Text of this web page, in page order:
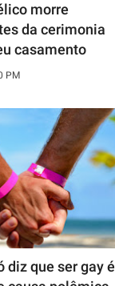
morre
da cerimonia
casamento
PM
diz que ser gay é